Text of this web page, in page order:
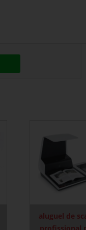
aluguel de
profissional